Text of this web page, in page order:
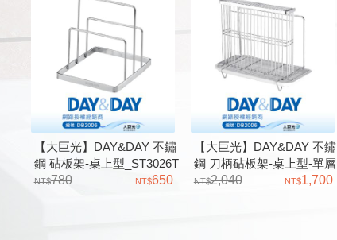
【大巨光】DAY&DAY 不鏽
鋼 砧板架-桌上型_ST3026T
780
650
【大巨光】DAY&DAY 不鏽
鋼 刀柄砧板架-桌上型-單層
砧板架(附滴水盤)_ST3215-
2,040 1,700